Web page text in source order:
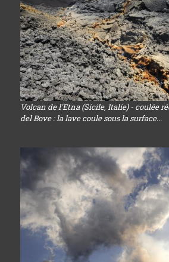
Volcan de l'Etna (Sicile, Italie) - coulée
del Bove : la lave coule sous la surface...